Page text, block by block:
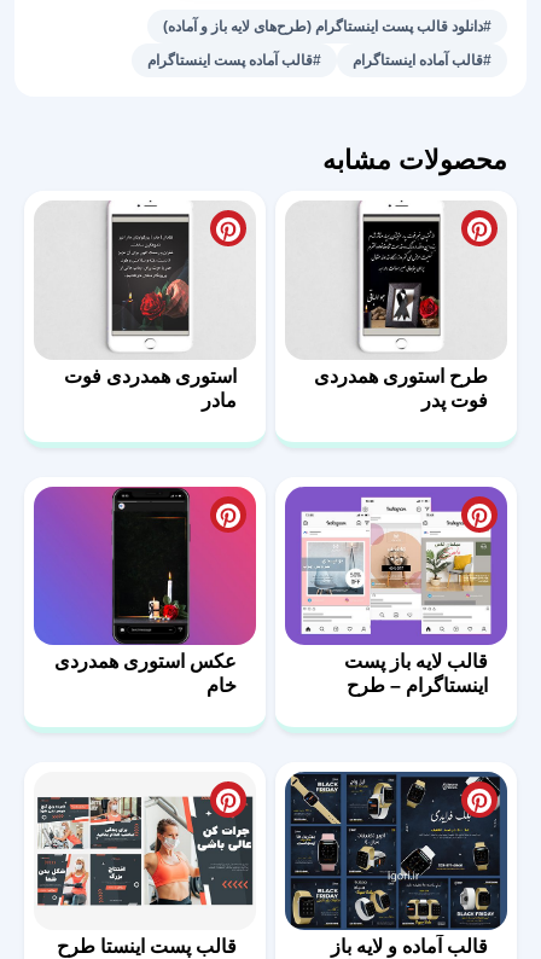
خانه
هوشمند
#دانلود قالب پست اینستاگرام (طرح‌های لایه باز و آماده)
#قالب آماده اینستاگرام
#قالب آماده پست اینستاگرام
محصولات مشابه
طرح استوری همدردی
فوت پدر
استوری همدردی فوت
مادر
قالب لایه باز پست
اینستاگرام – طرح
عکس استوری همدردی
خام
قالب آماده و لایه باز
قالب پست اینستا طرح